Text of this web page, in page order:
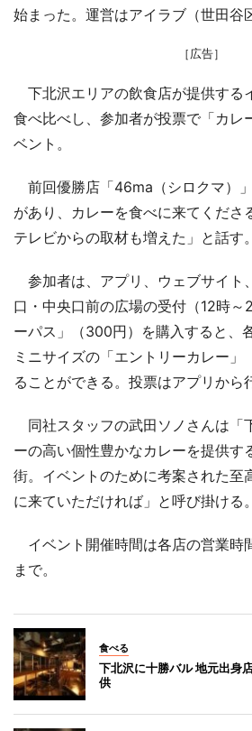
始まった。運営はアイラブ（世田谷
［広告］
下北沢エリアの飲食店が提供する
食べ比べし、参加者が投票で「カレ
ベント。
前回優勝店「46ma（シロクマ）
があり、カレーを食べに来てくださ
テレビからの取材も増えた」と話す。
参加者は、アプリ、ウェブサイト
口・中央口前の広場の受付（12時～
ーパス」（300円）を購入すると、
ミニサイズの「エントリーカレー
ることができる。投票はアプリから
同社スタッフの武田ソノさんは「
ーの高い個性豊かなカレーを提供す
街。イベントのために考案された至
に来ていただければ」と呼び掛ける。
イベント開催時間は各店の営業時
まで。
食べる
下北沢に十勝バル 地元出身
供